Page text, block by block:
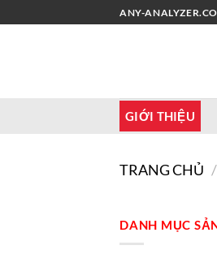
đến
ANY-
GIỚI THIỆU
TRANG CHỦ /
DANH MỤC